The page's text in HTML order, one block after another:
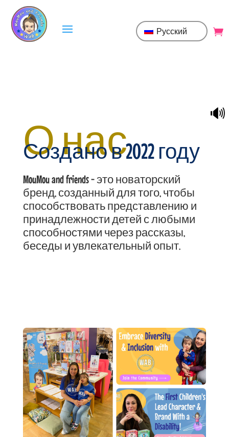
Русский
О нас
Создано в 2022 году
MouMou and friends - это новаторский
бренд, созданный для того, чтобы
способствовать представлению и
принадлежности детей с любыми
способностями через рассказы,
беседы и увлекательный опыт.
🔊